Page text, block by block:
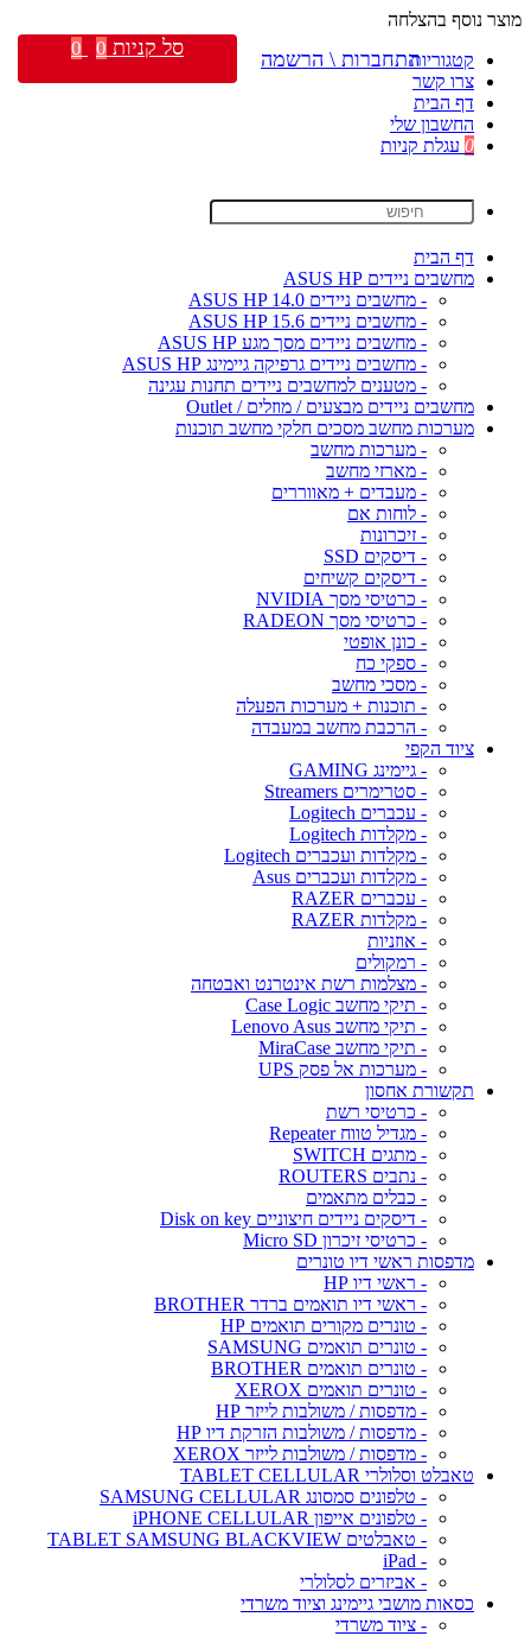
מוצר נוסף בהצלחה
קטגוריות
צרו קשר
דף הבית
החשבון שלי
0 עגלת קניות
דף הבית
מחשבים ניידים ASUS HP
- מחשבים ניידים ASUS HP 14.0
- מחשבים ניידים ASUS HP 15.6
- מחשבים ניידים מסך מגע ASUS HP
- מחשבים ניידים גרפיקה גיימינג ASUS HP
- מטענים למחשבים ניידים תחנות עגינה
מחשבים ניידים מבצעים / מוזלים / Outlet
מערכות מחשב מסכים חלקי מחשב תוכנות
- מערכות מחשב
- מארזי מחשב
- מעבדים + מאווררים
- לוחות אם
- זיכרונות
- דיסקים SSD
- דיסקים קשיחים
- כרטיסי מסך NVIDIA
- כרטיסי מסך RADEON
- כונן אופטי
- ספקי כח
- מסכי מחשב
- תוכנות + מערכות הפעלה
- הרכבת מחשב במעבדה
ציוד הקפי
- גיימינג GAMING
- סטרימרים Streamers
- עכברים Logitech
- מקלדות Logitech
- מקלדות ועכברים Logitech
- מקלדות ועכברים Asus
- עכברים RAZER
- מקלדות RAZER
- אוזניות
- רמקולים
- מצלמות רשת אינטרנט ואבטחה
- תיקי מחשב Case Logic
- תיקי מחשב Lenovo Asus
- תיקי מחשב MiraCase
- מערכות אל פסק UPS
תקשורת אחסון
- כרטיסי רשת
- מגדיל טווח Repeater
- מתגים SWITCH
- נתבים ROUTERS
- כבלים מתאמים
- דיסקים ניידים חיצוניים Disk on key
- כרטיסי זיכרון Micro SD
מדפסות ראשי דיו טונרים
- ראשי דיו HP
- ראשי דיו תואמים ברדר BROTHER
- טונרים מקורים תואמים HP
- טונרים תואמים SAMSUNG
- טונרים תואמים BROTHER
- טונרים תואמים XEROX
- מדפסות / משולבות לייזר HP
- מדפסות / משולבות הזרקת דיו HP
- מדפסות / משולבות לייזר XEROX
טאבלט וסלולרי TABLET CELLULAR
- טלפונים סמסונג SAMSUNG CELLULAR
- טלפונים אייפון iPHONE CELLULAR
- טאבלטים TABLET SAMSUNG BLACKVIEW
- iPad
- אביזרים לסלולרי
כסאות מושבי גיימינג וציוד משרדי
- ציוד משרדי
התחברות \ הרשמה סל קניות 0
0